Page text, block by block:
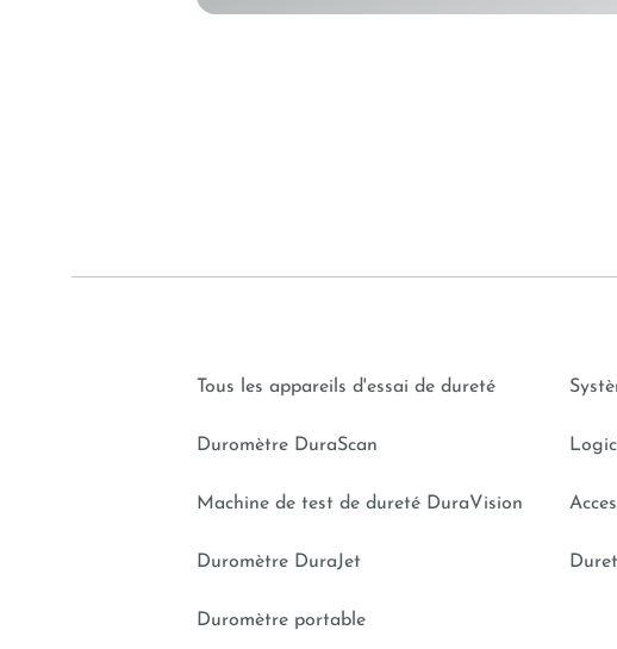
Tous les appareils d'essai de dureté
Duromètre DuraScan
Machine de test de dureté DuraVision
Duromètre DuraJet
Duromètre portable